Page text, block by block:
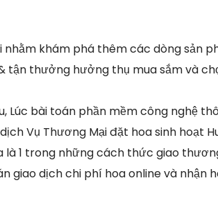
khám phá thêm các dòng sản
tận thưởng hưởng thụ mua sắm và
Lúc bài toán phần mềm công nghệ
Vụ Thương Mại đặt hoa sinh hoạt
là 1 trong những cách thức giao
giao dịch chi phí hoa online và nhận